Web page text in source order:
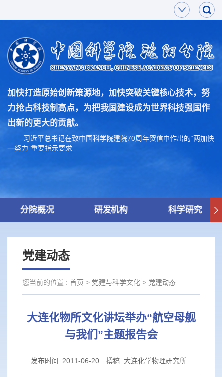
加快打造原始创新策源地，加快突破关键核心技术，努
力抢占科技制高点，为把我国建设成为世界科技强国作
出新的更大的贡献。
—— 习近平总书记在致中国科学院建院70周年贺信中作出的“两加快
一努力”重要指示要求
分院概况 研发机构 科学研究
党建动态
您当前的位置 : 首页 > 党建与科学文化 > 党建动态
大连化物所文化讲坛举办“航空母舰
与我们”主题报告会
发布时间: 2011-06-20 撰稿: 大连化学物理研究所